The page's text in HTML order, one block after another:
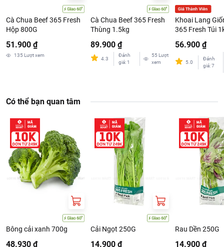
Cà Chua Beef 365 Fresh
Hộp 800G
51.900 ₫
135Lượt xem
Cà Chua Beef 365 Fresh
Thùng 1.5kg
89.900 ₫
4.3
Đánh
giá: 1
55 Lượt
xem
Khoai Lang
365 Fresh Túi
56.900 ₫
5.0
Đánh
giá:7
Có thể bạn quan tâm
Bông cải xanh 700g
48.930 ₫
Cải Ngọt 250G
14.900 ₫
Rau Dền 250G
14.900 ₫